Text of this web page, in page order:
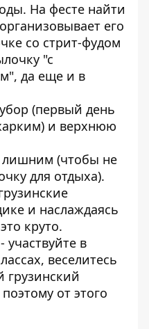
На фесте найти
его
со стрит-фудом
"с
да еще и в
(первый день
и верхнюю
лишним (чтобы не
для отдыха).
и наслаждаясь
круто.
участвуйте в
веселитесь
от этого